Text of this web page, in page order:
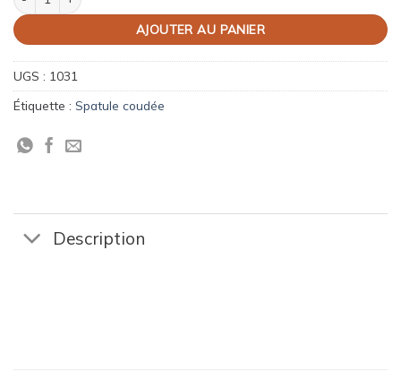
AJOUTER AU PANIER
UGS : 1031
Étiquette : Spatule coudée
Description